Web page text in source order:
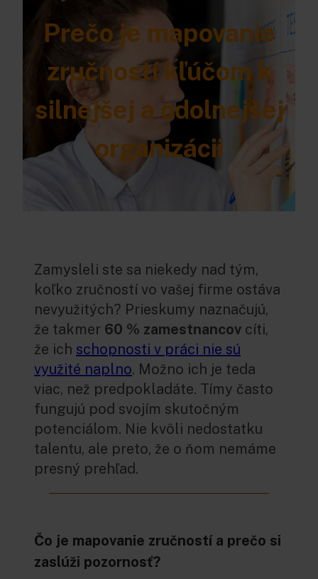
Prečo je mapovanie
zručností kľúčom k
silnejšej a odolnejšej
organizácii
Zamysleli ste sa niekedy nad tým,
koľko zručností vo vašej firme ostáva
nevyužitých? Prieskumy naznačujú,
že takmer 60 % zamestnancov cíti,
že ich schopnosti v práci nie sú
využité naplno. Možno ich je teda
viac, než predpokladáte. Tímy často
fungujú pod svojím skutočným
potenciálom. Nie kvôli nedostatku
talentu, ale preto, že o ňom nemáme
presný prehľad.
Čo je mapovanie zručností a prečo si
zaslúži pozornosť?